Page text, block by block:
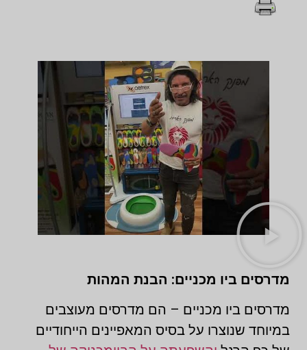
מדרסים ביו מכניים: הבנת המהות
מדרסים ביו מכניים – הם מדרסים מעוצבים
במיוחד שנוצרו על בסיס המאפיינים הייחודיים